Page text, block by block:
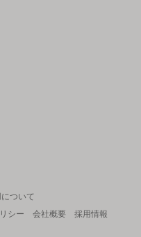
ついて
シー 会社概要
採用情報